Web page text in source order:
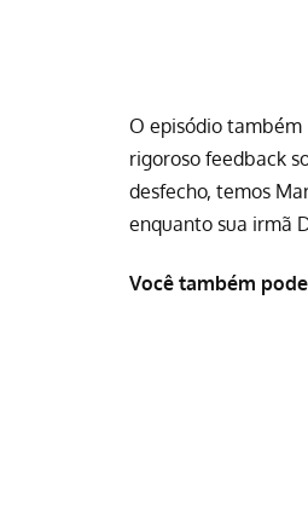
O episódio
rigoroso feedback
desfecho, temos
enquanto sua irmã
Você também